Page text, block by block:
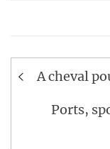
l’article
A cheval
Ports,